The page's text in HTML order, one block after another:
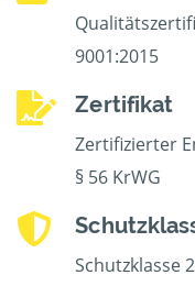
9001:2015
Zertifikat
Zertifizierter
§ 56 KrWG
Schutzklasse